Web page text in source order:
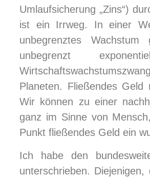
Umlaufsicherung „Zins“)
ist ein Irrweg. In einer
unbegrenztes
unbegrenzt
Planeten. Fließendes
Wir können zu einer
ganz im Sinne von
Punkt fließendes Geld ein
Ich habe den
unterschrieben.